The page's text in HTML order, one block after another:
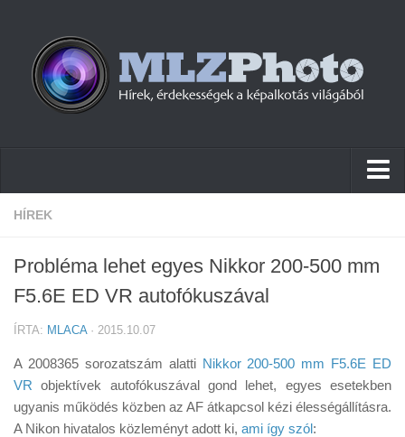
Hírek
Cikkek
Tudástár
Tanácsok
HÍREK
Probléma lehet egyes Nikkor 200-500 mm
F5.6E ED VR autofókuszával
ÍRTA: MLACA· 2015.10.07
A 2008365 sorozatszám alatti Nikkor 200-500 mm F5.6E ED
VR objektívek autofókuszával gond lehet, egyes esetekben
ugyanis működés közben az AF átkapcsol kézi élességállításra.
A Nikon hivatalos közleményt adott ki, ami így szól: